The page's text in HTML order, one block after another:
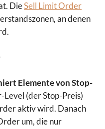
DieSell Limit Order
an denen
Elemente von Stop-
Level (der Stop-Preis)
aktiv wird. Danach
um, die nur